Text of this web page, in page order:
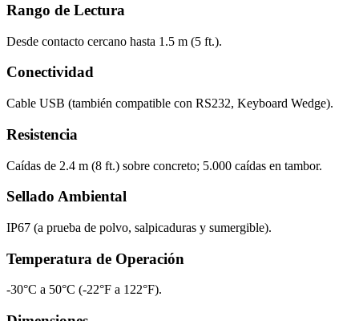
Rango de Lectura
Desde contacto cercano hasta 1.5 m (5 ft.).
Conectividad
Cable USB (también compatible con RS232, Keyboard Wedge).
Resistencia
Caídas de 2.4 m (8 ft.) sobre concreto; 5.000 caídas en tambor.
Sellado Ambiental
IP67 (a prueba de polvo, salpicaduras y sumergible).
Temperatura de Operación
-30°C a 50°C (-22°F a 122°F).